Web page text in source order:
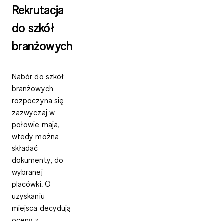
Rekrutacja
do szkół
branżowych
Nabór do szkół
branżowych
rozpoczyna się
zazwyczaj w
połowie maja,
wtedy można
składać
dokumenty, do
wybranej
placówki. O
uzyskaniu
miejsca decydują